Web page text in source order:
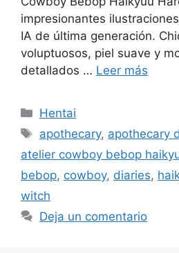
impresionantes
IA de última generación.
voluptuosos, piel suave y
detallados … Leer más
Categorías
Hentai
Etiquetas
apothecary, apothecary
atelier cowboy bebop
bebop, cowboy, diaries,
witch
Deja un comentario